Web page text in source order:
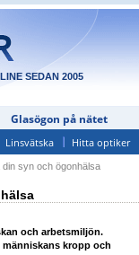
SEDAN 2005
Glasögon på nätet
Linsvätska Hitta optiker
syn och ögonhälsa
och arbetsmiljön.
människans kropp och